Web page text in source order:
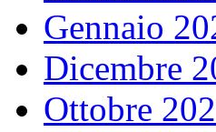
Gennaio
Dicembre
Ottobre